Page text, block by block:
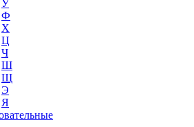
У
Ф
Х
Ц
Ч
Ш
Щ
Э
Я